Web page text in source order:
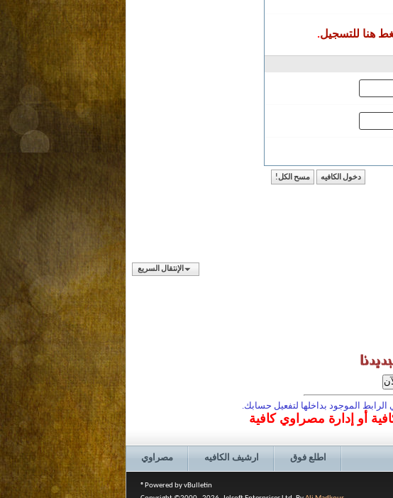
هنا للتسجيل.
الإنتقال السريع
الموجود بداخلها لتفعيل حسابك.
أو إدارة مصراوي كافية
مصراوي ارشيف الكافيه اطلع فوق
Powered by vBulletin®